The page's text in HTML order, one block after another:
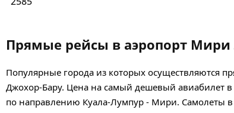
Прямые рейсы в аэропорт Мири
Популярные города из которых осуществляются
Джохор-Бару. Цена на самый дешевый авиабилет
по направлению Куала-Лумпур - Мири. Самолеты